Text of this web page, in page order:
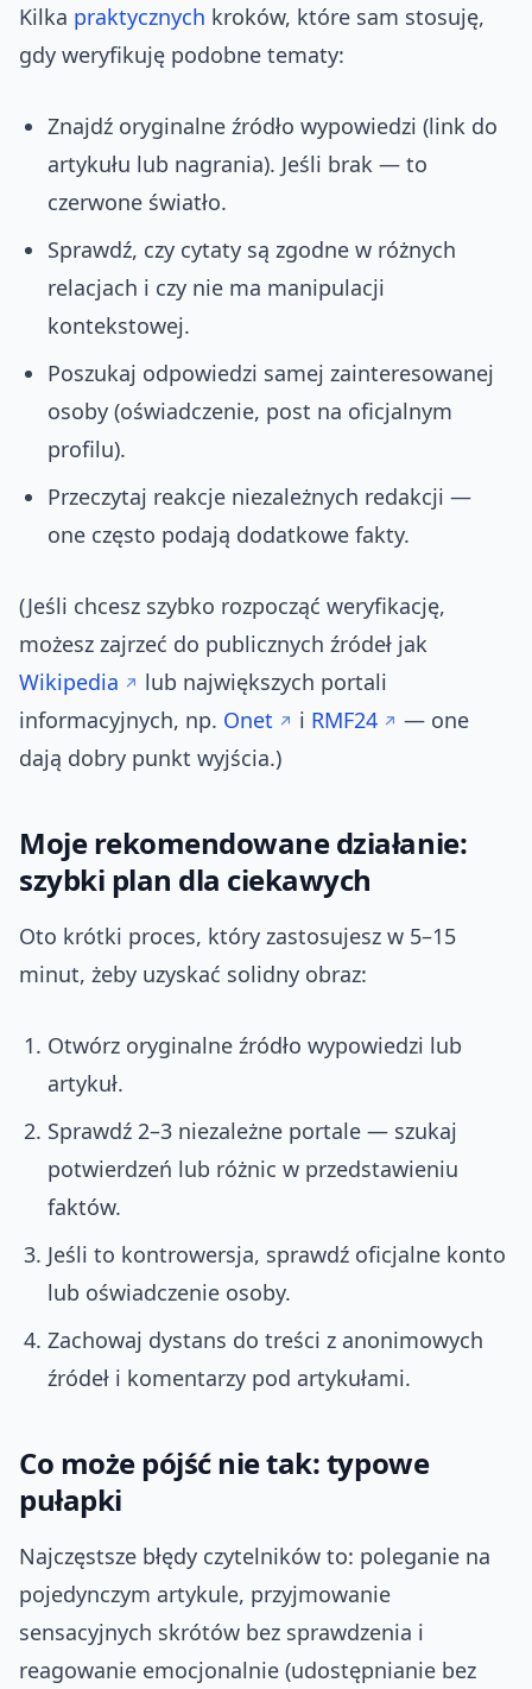
Kilka praktycznych kroków, które sam stosuję,
gdy weryfikuję podobne tematy:
Znajdź oryginalne źródło wypowiedzi (link do
artykułu lub nagrania). Jeśli brak — to
czerwone światło.
Sprawdź, czy cytaty są zgodne w różnych
relacjach i czy nie ma manipulacji
kontekstowej.
Poszukaj odpowiedzi samej zainteresowanej
osoby (oświadczenie, post na oficjalnym
profilu).
Przeczytaj reakcje niezależnych redakcji —
one często podają dodatkowe fakty.
(Jeśli chcesz szybko rozpocząć weryfikację,
możesz zajrzeć do publicznych źródeł jak
Wikipedia
lub największych portali
informacyjnych, np. Onet i RMF24
— one
dają dobry punkt wyjścia.)
Moje rekomendowane działanie:
szybki plan dla ciekawych
Oto krótki proces, który zastosujesz w 5–15
minut, żeby uzyskać solidny obraz:
Otwórz oryginalne źródło wypowiedzi lub
artykuł.
Sprawdź 2–3 niezależne portale — szukaj
potwierdzeń lub różnic w przedstawieniu
faktów.
Jeśli to kontrowersja, sprawdź oficjalne konto
lub oświadczenie osoby.
Zachowaj dystans do treści z anonimowych
źródeł i komentarzy pod artykułami.
Co może pójść nie tak: typowe
pułapki
Najczęstsze błędy czytelników to: poleganie na
pojedynczym artykule, przyjmowanie
sensacyjnych skrótów bez sprawdzenia i
reagowanie emocjonalnie (udostępnianie bez